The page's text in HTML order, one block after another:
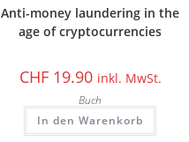
Anti-money laundering in the
age of cryptocurrencies
CHF19.90 inkl. MwSt.
Buch
In den Warenkorb